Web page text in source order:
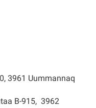
3961 Uummannaq
B-915, 3962